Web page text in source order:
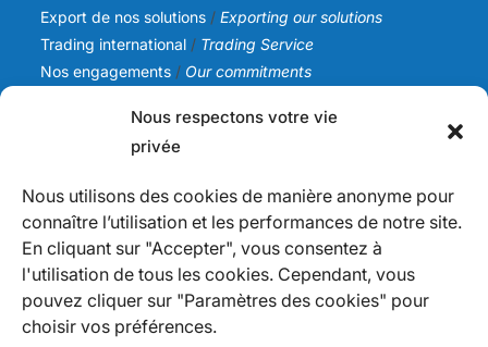
Nous respectons votre vie
privée
Nous utilisons des cookies de manière anonyme pour
connaître l’utilisation et les performances de notre site.
En cliquant sur "Accepter", vous consentez à
l'utilisation de tous les cookies. Cependant, vous
pouvez cliquer sur "Paramètres des cookies" pour
choisir vos préférences.
Export de nos solutions /Exporting our solutions
Trading international / Trading Service
Nos engagements / Our commitments
Notre histoire/Our story
Nos valeurs/ Our values
Actualités/News
Infos
Nous contacter/Contact us
Devenir fournisseur/Becoming a supplier